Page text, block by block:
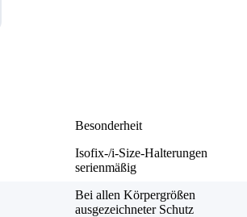
Besonderheit
Isofix-/i-Size-Halterungen
serienmäßig
Bei allen Körpergrößen
ausgezeichneter Schutz